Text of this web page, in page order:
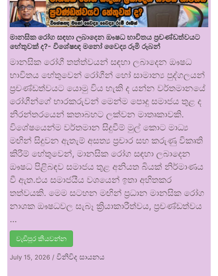
මානසික රෝග සඳහා ලබාදෙන ඖෂධ භාවිතය ප්‍රචණ්ඩත්වයට
හේතුවක් ද?- විශේෂඥ මනෝ වෛද්‍ය රූමි රූබන්
මානසික රෝගී තත්ත්වයන් සඳහා ලබාදෙන ඖෂධ
භාවිතය හේතුවෙන් රෝගීන් හෝ සාමාන්‍ය පුද්ගලයන්
ප්‍රචණ්ඩත්වයට යොමු විය හැකි ද යන්න වර්තමානයේ
රෝගීන්ගේ භාරකරුවන් මෙන්ම පොදු සමාජය තුළ ද
නිරන්තරයෙන් කතාබහට ලක්වන මාතෘකාවකි.
විශේෂයෙන්ම වර්තමාන සිදුවීම් මුල් කොට මාධ්‍ය
මඟින් සිදුවන ඇතැම් අසත්‍ය ප්‍රචාර සහ කරුණු විකෘති
කිරීම් හේතුවෙන්, මානසික රෝග සඳහා ලබාදෙන
ඖෂධ පිළිබඳව සමාජය තුළ අනියත බියක් නිර්මාණය
වී ඇත.එය සමාජයීය වශයෙන් ඉතා අහිතකර
තත්වයකි. මෙම සටහන මඟින් ප්‍රධාන මානසික රෝග
නාශක ඖෂධවල සැබෑ ක්‍රියාකාරීත්වය, ප්‍රචණ්ඩත්වය
…
වැඩිපුර කියවන්න
July 15, 2026 / විනිවිද සායනය